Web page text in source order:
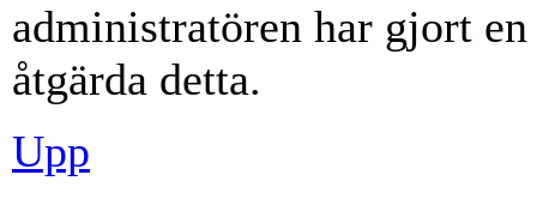
administratören har gjort
åtgärda detta.
Upp